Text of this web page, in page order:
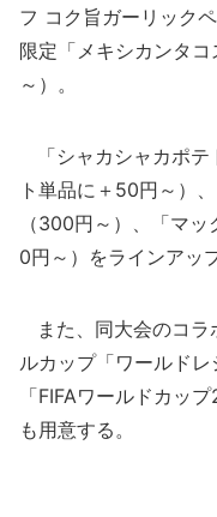
フ コク旨ガーリック
限定「メキシカンタ
～）。
「シャカシャカポテ
ト単品に＋50円～）
（300円～）、「マ
0円～）をラインアッ
また、同大会のコラ
ルカップ「ワールド
「FIFAワールドカッ
も用意する。